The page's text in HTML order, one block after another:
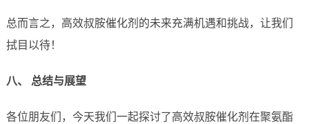
总而言之，高效叔胺催化剂的未来充满机遇和挑战，让我们
拭目以待！
八、 总结与展望
各位朋友们，今天我们一起探讨了高效叔胺催化剂在聚氨酯